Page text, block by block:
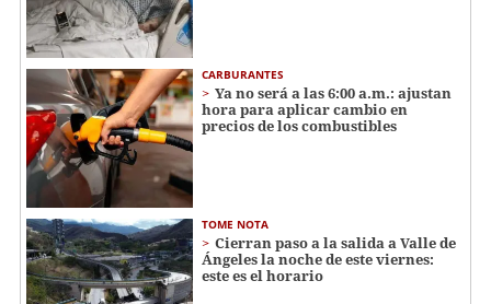
CARBURANTES
Ya no será a las 6:00 a.m.: ajustan
hora para aplicar cambio en
precios de los combustibles
TOME NOTA
Cierran paso a la salida a Valle de
Ángeles la noche de este viernes:
este es el horario